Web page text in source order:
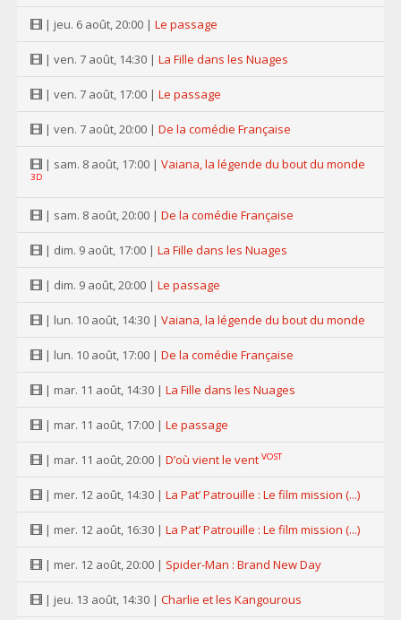
| jeu. 6 août, 20:00 | Le passage
| ven. 7 août, 14:30 | La Fille dans les Nuages
| ven. 7 août, 17:00 | Le passage
| ven. 7 août, 20:00 | De la comédie Française
| sam. 8 août, 17:00 | Vaiana, la légende du bout du monde
3D
| sam. 8 août, 20:00 | De la comédie Française
| dim. 9 août, 17:00 | La Fille dans les Nuages
| dim. 9 août, 20:00 | Le passage
| lun. 10 août, 14:30 | Vaiana, la légende du bout du monde
| lun. 10 août, 17:00 | De la comédie Française
| mar. 11 août, 14:30 | La Fille dans les Nuages
| mar. 11 août, 17:00 | Le passage
| mar. 11 août, 20:00 | D’où vient le vent VOST
| mer. 12 août, 14:30 | La Pat’ Patrouille : Le film mission (...)
| mer. 12 août, 16:30 | La Pat’ Patrouille : Le film mission (...)
| mer. 12 août, 20:00 | Spider-Man : Brand New Day
| jeu. 13 août, 14:30 | Charlie et les Kangourous